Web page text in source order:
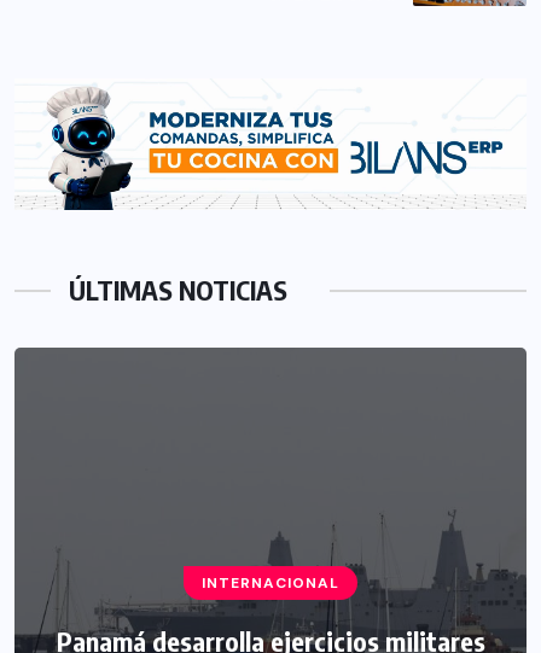
ÚLTIMAS NOTICIAS
INTERNACIONAL
Panamá desarrolla ejercicios militares